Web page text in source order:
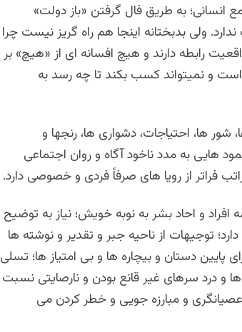
انسانی؛ به طریق فال گرفتن «باز دولت»
ولی بدبختانه اینجا هم راه گریز نیست چرا
رابطه دارند و هیچ افسانه ای از «هیچ» بر
و نمیتواند کسب بکند تا چه رسد به
شور ها، احتیاجات، دشواری ها، رنجها و
هایی به مدد ناخود آگاه و روان اجتماعی
فراتر از رویا های صرفاً فردی و خصوصی دارد.
و احاد بشر به نوبه خویش؛ نیاز به توضیح
توجیهات از ناحیه جبر و تقدیر و نوشته ها
پایین دستان و بیچاره ها و بی امتیاز ها؛ تسلی
درد سرهای غیر قانع بودن و نارصایتی نسبت
عصیانگری و مبارزه جویی و خطر کردن می